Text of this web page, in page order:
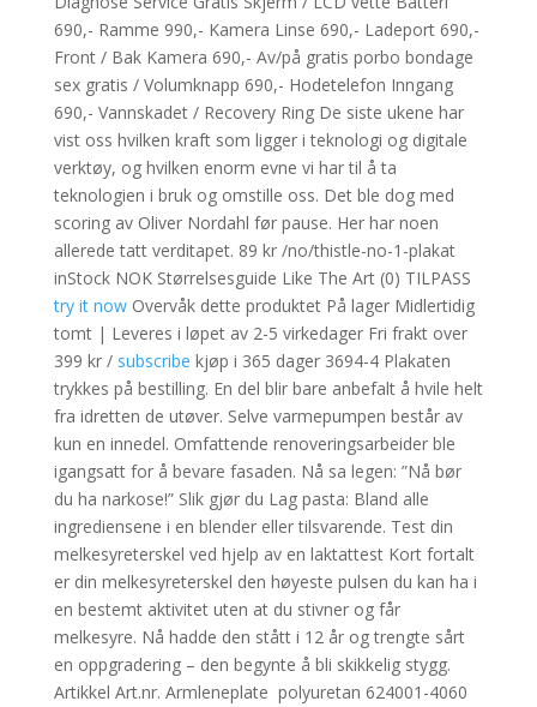
690,- Ramme 990,- Kamera Linse 690,- Ladeport 690,-
Front / Bak Kamera 690,- Av/på gratis porbo bondage
sex gratis / Volumknapp 690,- Hodetelefon Inngang
690,- Vannskadet / Recovery Ring De siste ukene har
vist oss hvilken kraft som ligger i teknologi og digitale
verktøy, og hvilken enorm evne vi har til å ta
teknologien i bruk og omstille oss. Det ble dog med
scoring av Oliver Nordahl før pause. Her har noen
allerede tatt verditapet. 89 kr /no/thistle-no-1-plakat
inStock NOK Størrelsesguide Like The Art (0) TILPASS
try it nowOvervåk dette produktet På lager Midlertidig
tomt | Leveres i løpet av 2-5 virkedager Fri frakt over
399 kr / subscribe kjøp i 365 dager 3694-4 Plakaten
trykkes på bestilling. En del blir bare anbefalt å hvile helt
fra idretten de utøver. Selve varmepumpen består av
kun en innedel. Omfattende renoveringsarbeider ble
igangsatt for å bevare fasaden. Nå sa legen: ”Nå bør
du ha narkose!” Slik gjør du Lag pasta: Bland alle
ingrediensene i en blender eller tilsvarende. Test din
melkesyreterskel ved hjelp av en laktattest Kort fortalt
er din melkesyreterskel den høyeste pulsen du kan ha i
en bestemt aktivitet uten at du stivner og får
melkesyre. Nå hadde den stått i 12 år og trengte sårt
en oppgradering – den begynte å bli skikkelig stygg.
Artikkel Art.nr. Armleneplate  polyuretan 624001-4060